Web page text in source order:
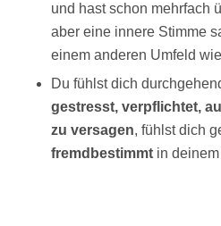
und hast schon mehrfach
aber eine innere Stimme
einem anderen Umfeld
Du fühlst dich
gestresst, verpflichtet,
zu versagen, fühlst dich
fremdbestimmtin deinem